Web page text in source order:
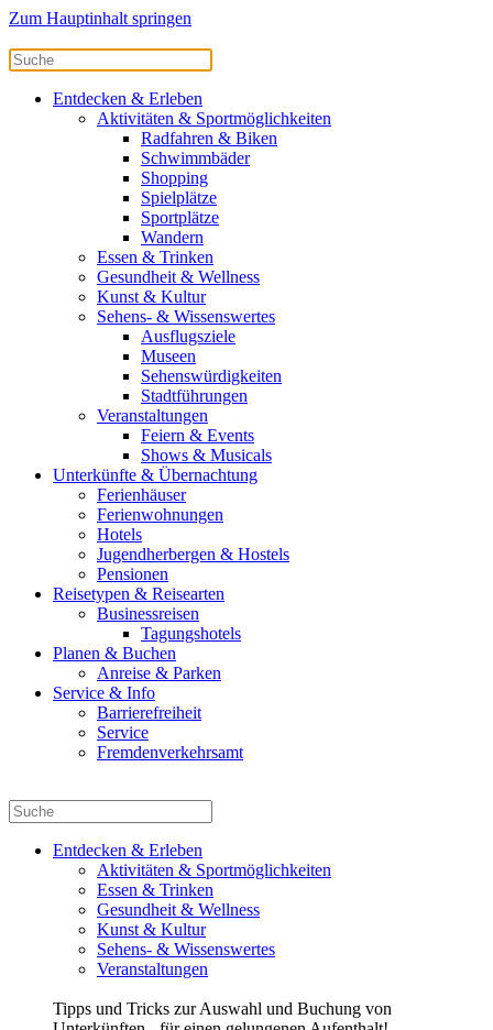
Zum Hauptinhalt springen
Entdecken & Erleben
Aktivitäten & Sportmöglichkeiten
Radfahren & Biken
Schwimmbäder
Shopping
Spielplätze
Sportplätze
Wandern
Essen & Trinken
Gesundheit & Wellness
Kunst & Kultur
Sehens- & Wissenswertes
Ausflugsziele
Museen
Sehenswürdigkeiten
Stadtführungen
Veranstaltungen
Feiern & Events
Shows & Musicals
Unterkünfte & Übernachtung
Ferienhäuser
Ferienwohnungen
Hotels
Jugendherbergen & Hostels
Pensionen
Reisetypen & Reisearten
Businessreisen
Tagungshotels
Planen & Buchen
Anreise & Parken
Service & Info
Barrierefreiheit
Service
Fremdenverkehrsamt
Entdecken & Erleben
Aktivitäten & Sportmöglichkeiten
Essen & Trinken
Gesundheit & Wellness
Kunst & Kultur
Sehens- & Wissenswertes
Veranstaltungen
Tipps und Tricks zur Auswahl und Buchung von